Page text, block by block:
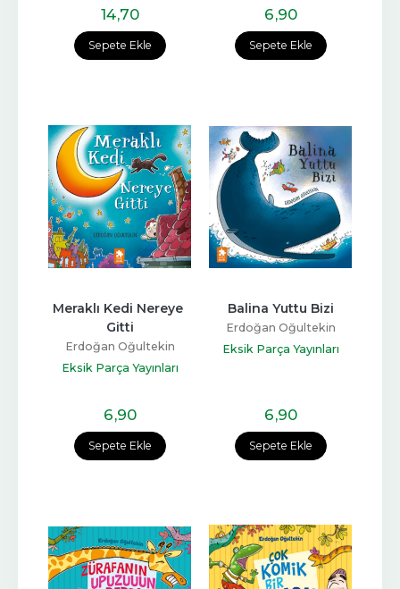
Sepete Ekle
14,70
Sepete Ekle
6,90
Sepete Ekle
Meraklı Kedi Nereye
Gitti
Erdoğan Oğultekin
Eksik Parça Yayınları
6,90
Sepete Ekle
Balina Yuttu Bizi
Erdoğan Oğultekin
Eksik Parça Yayınları
6,90